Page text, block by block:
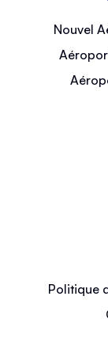
Nouvel
Politique